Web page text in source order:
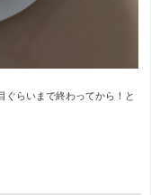
ぐらいまで終わってから！と